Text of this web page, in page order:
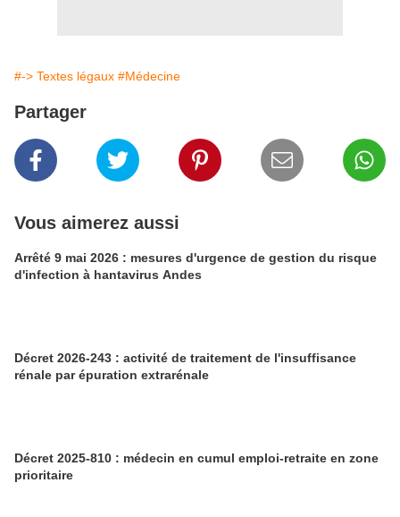
#-> Textes légaux #Médecine
Partager
Vous aimerez aussi
Arrêté 9 mai 2026 : mesures d'urgence de gestion du risque
d'infection à hantavirus Andes
Décret 2026-243 : activité de traitement de l'insuffisance
rénale par épuration extrarénale
Décret 2025-810 : médecin en cumul emploi-retraite en zone
prioritaire